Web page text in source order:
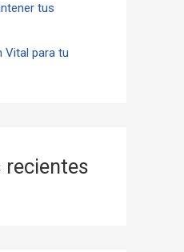
tus
Vital para tu
recientes